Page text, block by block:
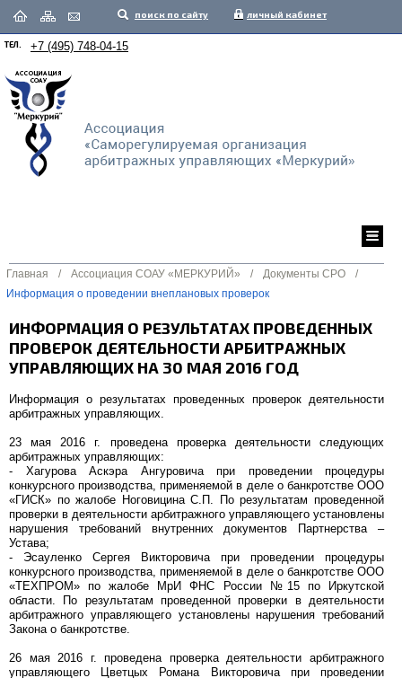
поиск по сайту личный кабинет
ТЕЛ. +7 (495) 748-04-15
Главная / Ассоциация СОАУ «МЕРКУРИЙ» / Документы СРО
/
Информация о проведении внеплановых проверок
ИНФОРМАЦИЯ О РЕЗУЛЬТАТАХ ПРОВЕДЕННЫХ
ПРОВЕРОК ДЕЯТЕЛЬНОСТИ АРБИТРАЖНЫХ
УПРАВЛЯЮЩИХ НА 30 МАЯ 2016 ГОД
Информация о результатах проведенных проверок деятельности
арбитражных управляющих.
23 мая 2016 г. проведена проверка деятельности следующих
арбитражных управляющих:
- Хагурова Аскэра Ангуровича при проведении процедуры
конкурсного производства, применяемой в деле о банкротстве ООО
«ГИСК» по жалобе Ноговицина С.П. По результатам проведенной
проверки в деятельности арбитражного управляющего установлены
нарушения требований внутренних документов Партнерства –
Устава;
- Эсауленко Сергея Викторовича при проведении процедуры
конкурсного производства, применяемой в деле о банкротстве ООО
«ТЕХПРОМ» по жалобе МрИ ФНС России №15 по Иркутской
области. По результатам проведенной проверки в деятельности
арбитражного управляющего установлены нарушения требований
Закона о банкротстве.
26 мая 2016 г. проведена проверка деятельности арбитражного
управляющего Цветцых Романа Викторовича при проведении